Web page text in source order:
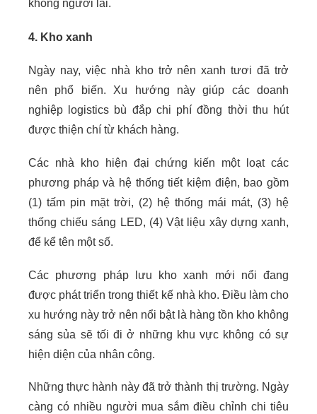
không người lái.
4. Kho xanh
Ngày nay, việc nhà kho trở nên xanh tươi đã trở
nên phổ biến. Xu hướng này giúp các doanh
nghiệp logistics bù đắp chi phí đồng thời thu hút
được thiện chí từ khách hàng.
Các nhà kho hiện đại chứng kiến một loạt các
phương pháp và hệ thống tiết kiệm điện, bao gồm
(1) tấm pin mặt trời, (2) hệ thống mái mát, (3) hệ
thống chiếu sáng LED, (4) Vật liệu xây dựng xanh,
để kể tên một số.
Các phương pháp lưu kho xanh mới nổi đang
được phát triển trong thiết kế nhà kho. Điều làm cho
xu hướng này trở nên nổi bật là hàng tồn kho không
sáng sủa sẽ tối đi ở những khu vực không có sự
hiện diện của nhân công.
Những thực hành này đã trở thành thị trường. Ngày
càng có nhiều người mua sắm điều chỉnh chi tiêu